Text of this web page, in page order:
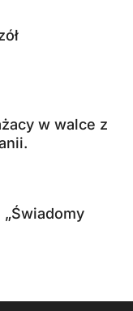
w walce z
„Świadomy